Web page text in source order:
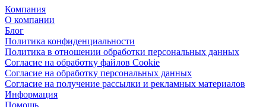
Компания
О компании
Блог
Политика конфиденциальности
Политика в отношении обработки персональных данных
Согласие на обработку файлов Cookie
Согласие на обработку персональных данных
Согласие на получение рассылки и рекламных материалов
Информация
Помощь